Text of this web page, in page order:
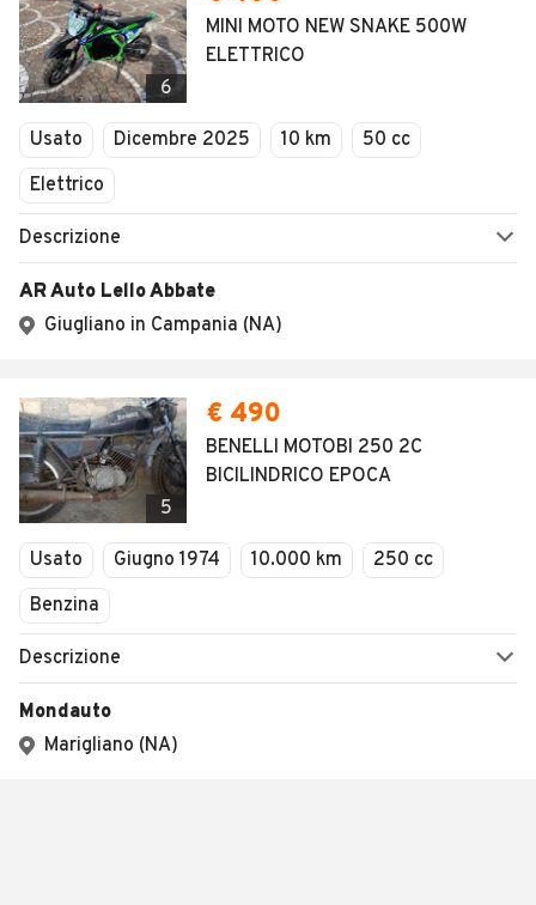
6
MINI MOTO NEW SNAKE 500W
ELETTRICO
Usato Dicembre 2025 10 km
50 cc
Elettrico
Descrizione
AR Auto Lello Abbate
Giugliano in Campania (NA)
5
€ 490
BENELLI MOTOBI 250 2C
BICILINDRICO EPOCA
Usato Giugno 1974 10.000 km
250 cc
Benzina
Descrizione
Mondauto
Marigliano (NA)